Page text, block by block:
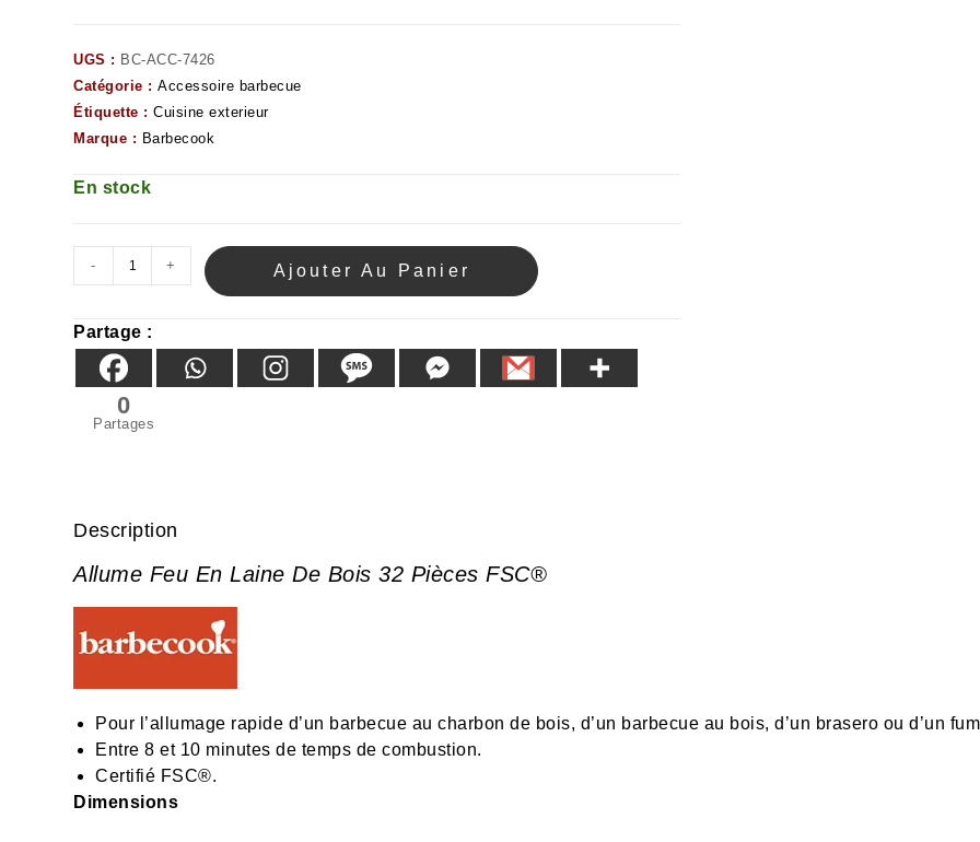
UGS : BC-ACC-7426
Catégorie :Accessoire barbecue
Étiquette :Cuisine exterieur
Marque : Barbecook
En stock
- + Ajouter Au Panier
Partage :
0
Partages
Description
Allume Feu En Laine De Bois 32 Pièces FSC®
Pour l’allumage rapide d’un barbecue au charbon de bois, d’un barbecue au bois, d’un brasero ou d’un
Entre 8 et 10 minutes de temps de combustion.
Certifié FSC®.
Dimensions